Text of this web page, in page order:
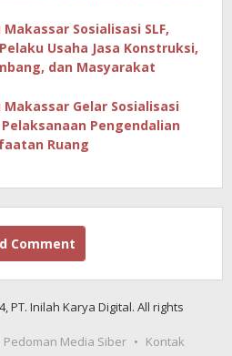
Sosialisasi SLF,
Usaha Jasa Konstruksi,
dan Masyarakat
Gelar Sosialisasi
Pengendalian
Ruang
Comment
PT. Inilah Karya Digital. All rights
Pedoman Media Siber Kontak